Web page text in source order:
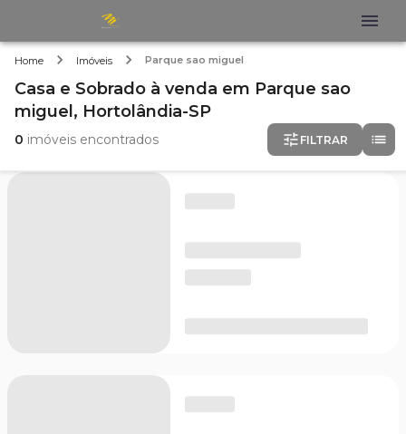
Home Imóveis Parque sao miguel
Casa e Sobrado à venda em Parque sao
miguel, Hortolândia-SP
0 imóveis encontrados FILTRAR